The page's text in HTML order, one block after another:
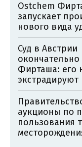
Ostchem
запускает
нового вида
Суд в Австрии
Фирташа: его
экстрадируют
аукционы по
пользования